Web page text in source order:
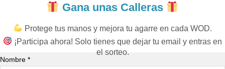
Gana unas Calleras
Protege tus manos y mejora tu agarre en cada WOD.
¡Participa ahora! Solo tienes que dejar tu email y entras en
el sorteo.
Nombre *